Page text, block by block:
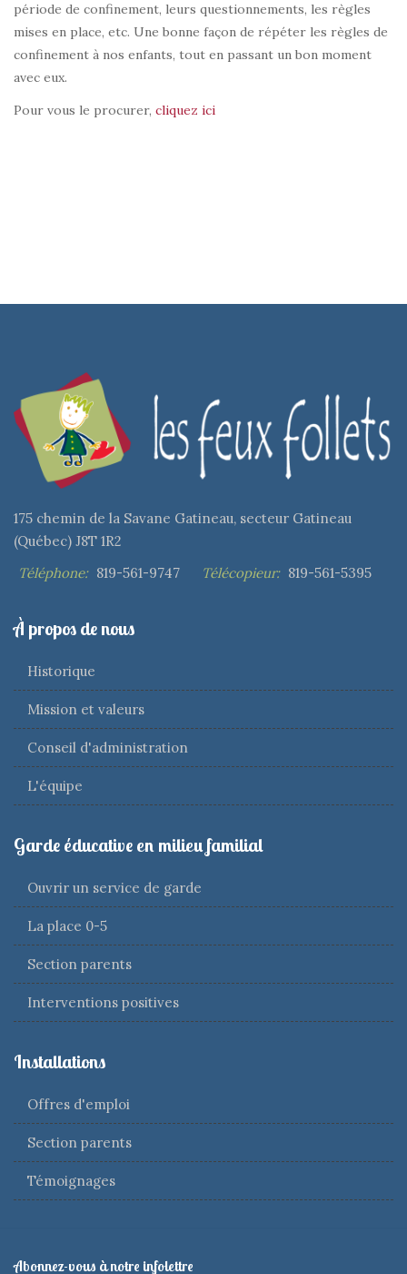
période de confinement, leurs questionnements, les règles
mises en place, etc. Une bonne façon de répéter les règles de
confinement à nos enfants, tout en passant un bon moment
avec eux.
Pour vous le procurer, cliquez ici
175 chemin de la Savane Gatineau, secteur Gatineau
(Québec) J8T 1R2
Téléphone: 819-561-9747 Télécopieur: 819-561-5395
À propos de nous
Historique
Mission et valeurs
Conseil d'administration
L'équipe
Garde éducative en milieu familial
Ouvrir un service de garde
La place 0-5
Section parents
Interventions positives
Installations
Offres d'emploi
Section parents
Témoignages
Abonnez-vous à notre infolettre